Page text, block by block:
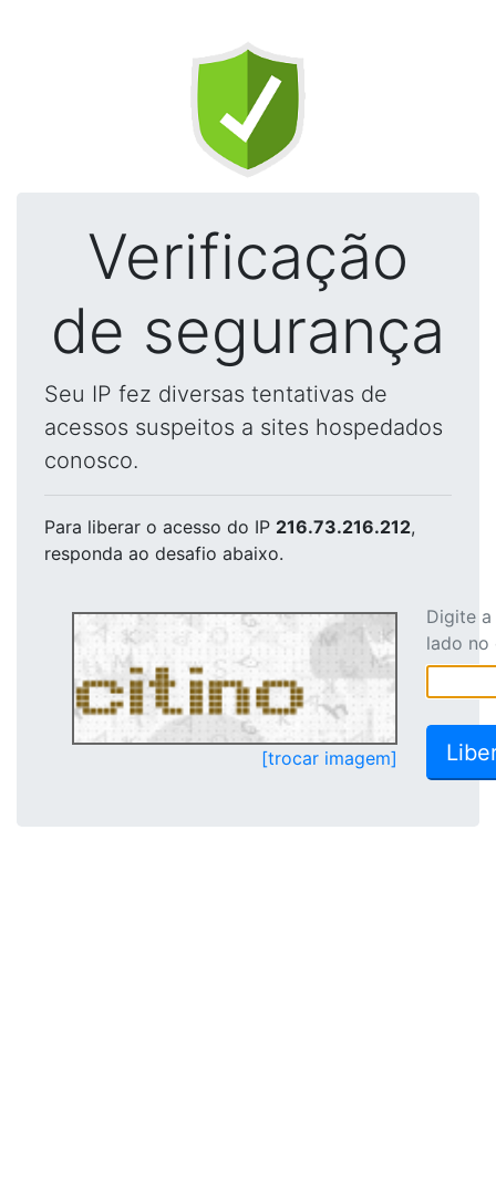
Verificação
de segurança
Seu IP fez diversas tentativas de
acessos suspeitos a sites hospedados
conosco.
Para liberar o acesso do IP 216.73.216.212,
responda ao desafio abaixo.
[trocar imagem]
Digite
lado no